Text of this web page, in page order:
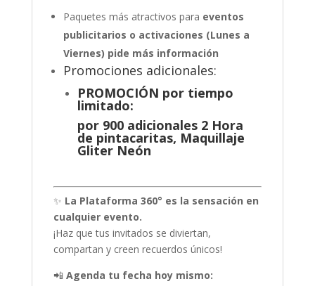
Paquetes más atractivos para eventos
publicitarios o activaciones (Lunes a
Viernes) pide más información
Promociones adicionales:
PROMOCIÓN por tiempo
limitado:
por 900 adicionales 2 Hora
de pintacaritas, Maquillaje
Gliter Neón
✨ La Plataforma 360° es la sensación en
cualquier evento.
¡Haz que tus invitados se diviertan,
compartan y creen recuerdos únicos!
📲 Agenda tu fecha hoy mismo: